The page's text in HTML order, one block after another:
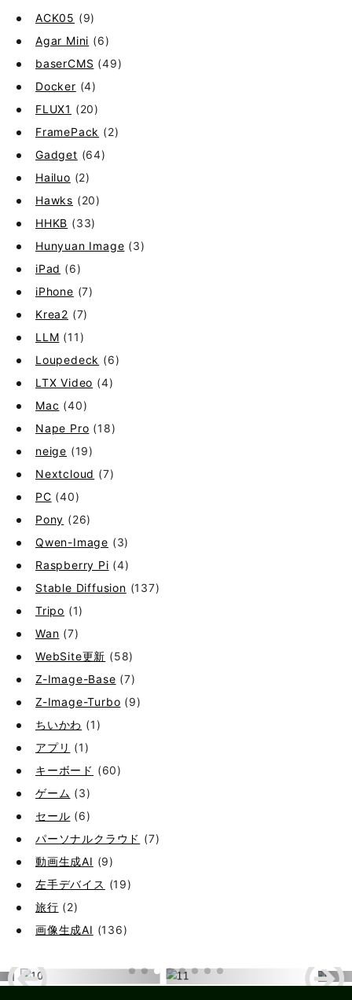
ACK05 (9)
Agar Mini (6)
baserCMS (49)
Docker (4)
FLUX1 (20)
FramePack (2)
Gadget (64)
Hailuo (2)
Hawks (20)
HHKB (33)
Hunyuan Image (3)
iPad (6)
iPhone (7)
Krea2 (7)
LLM (11)
Loupedeck (6)
LTX Video (4)
Mac (40)
Nape Pro (18)
neige (19)
Nextcloud (7)
PC (40)
Pony (26)
Qwen-Image (3)
Raspberry Pi (4)
Stable Diffusion (137)
Tripo (1)
Wan (7)
WebSite更新 (58)
Z-Image-Base (7)
Z-Image-Turbo (9)
ちいかわ (1)
アプリ (1)
キーボード (60)
ゲーム (3)
セール (6)
パーソナルクラウド (7)
動画生成AI (9)
左手デバイス (19)
旅行 (2)
画像生成AI (136)